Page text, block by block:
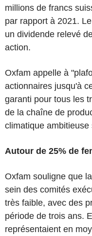
millions de francs
par rapport à 2021.
un dividende relevé
action.
Oxfam appelle à
actionnaires jusqu'à
garanti pour tous les
de la chaîne de
climatique
Autour de 25% de
Oxfam souligne que
sein des comités
très faible, avec des
période de trois ans.
représentaient en